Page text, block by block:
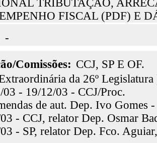
TRIBUTAÇÃO,
FISCAL (PDF) E
-
Comissões: CCJ, SP E OF.
da 26º Legislatura
- 19/12/03 - CCJ/Proc.
de aut. Dep. Ivo Gomes -
- CCJ, relator Dep. Osmar
- SP, relator Dep. Fco.